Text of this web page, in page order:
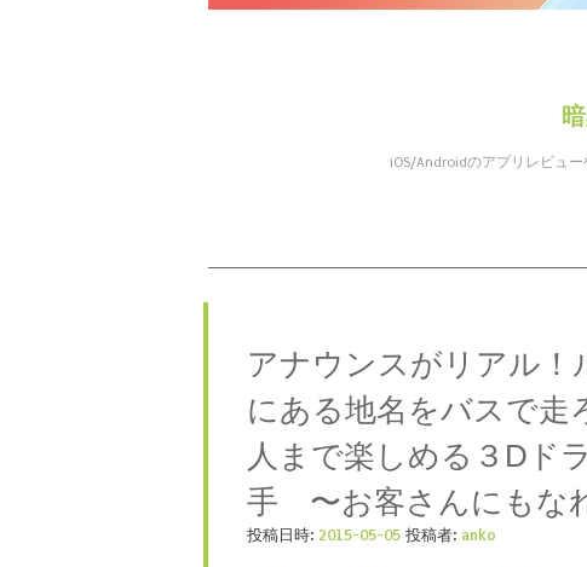
iOS/Androidのアプリレビュ
メニュー
アナウンスがリアル！
にある地名をバスで走
人まで楽しめる３Dド
手 〜お客さんにもな
投稿日時: 2015-05-05 投稿者: anko